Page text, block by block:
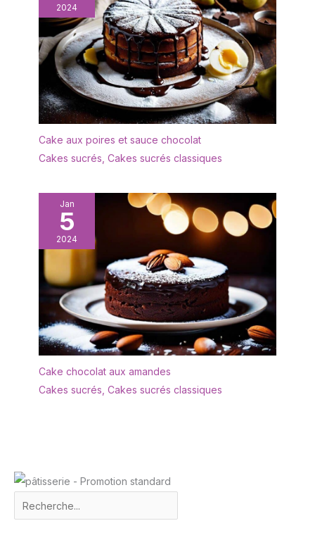
le mariage et bien
d'autres occasions. Le
plateau de service
Wishdeco peut être
utilisé non seulement
comme apéritif, mais
aussi comme plateau de
service pour les steaks
accompagnements
DESIGN: L'ensemble
blanc éclatant avec une
forme rectangulaire
ergonomique et un
rebord étroit. Les
rebords empêchent les
déversements, gardent
le comptoir et la table
propres. Cadeau idéal
pour la fête des mères,
la fête des pères
EMBALLAGE: Un
emballage bien conçu
protège la vaisselle en
toute sécurité pendant le
transport. Nous vous
2024
Cake aux poires et sauce chocolat
Cakes sucrés Cakes sucrés classiques
Jan
5
2024
Cake chocolat aux amandes
Cakes sucrés Cakes sucrés classiques